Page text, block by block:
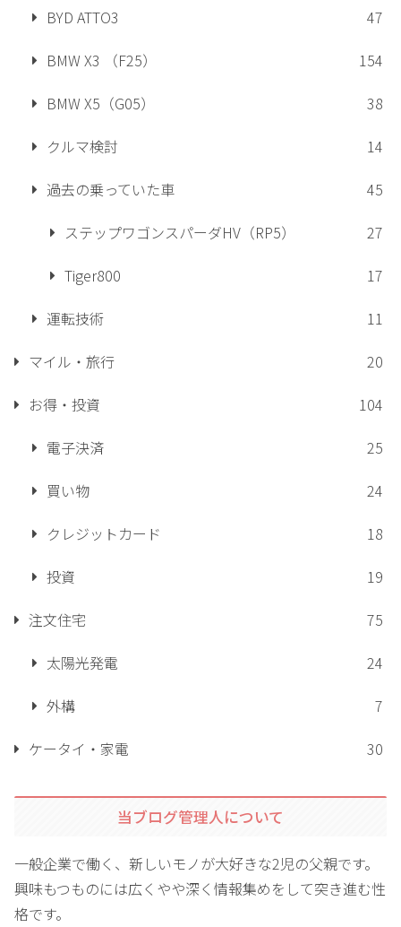
BYD ATTO3
47
BMW X3 （F25）
154
BMW X5（G05）
38
クルマ検討
14
過去の乗っていた車
45
ステップワゴンスパーダHV（RP5）
27
Tiger800
17
運転技術
11
マイル・旅行
20
お得・投資
104
電子決済
25
買い物
24
クレジットカード
18
投資
19
注文住宅
75
太陽光発電
24
外構
7
ケータイ・家電
30
当ブログ管理人について
一般企業で働く、新しいモノが大好きな2児の父親です。
興味もつものには広くやや深く情報集めをして突き進む性
格です。